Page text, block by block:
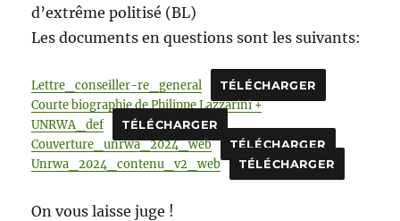
d’extrême politisé (BL)
Les documents en questions sont les suivants:
Lettre_conseiller-re_general TÉLÉCHARGER
Courte biographie de Philippe Lazzarini +
UNRWA_def
TÉLÉCHARGER
Couverture_unrwa_2024_web TÉLÉCHARGER
Unrwa_2024_contenu_v2_web TÉLÉCHARGER
On vous laisse juge !